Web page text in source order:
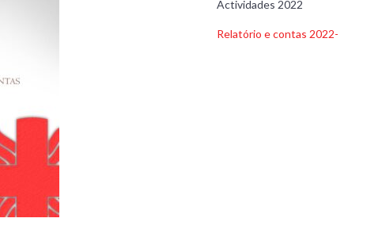
Actividades 2022
Relatório e contas 2022-